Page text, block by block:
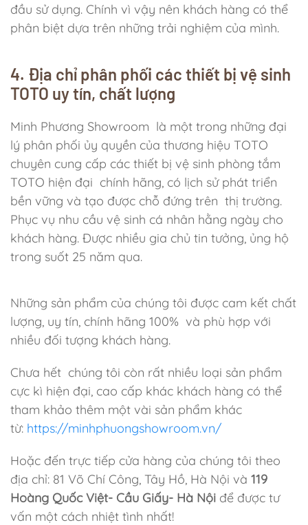
đầu sử dụng. Chính vì vậy nên khách hàng có thể
phân biệt dựa trên những trải nghiệm của mình.
4. Địa chỉ phân phối các thiết bị vệ sinh
TOTO uy tín, chất lượng
Minh Phương Showroom là một trong những đại
lý phân phối ủy quyền của thương hiệu TOTO
chuyên cung cấp các thiết bị vệ sinh phòng tắm
TOTO hiện đại chính hãng, có lịch sử phát triển
bền vững và tạo được chỗ đứng trên thị trường.
Phục vụ nhu cầu vệ sinh cá nhân hằng ngày cho
khách hàng. Được nhiều gia chủ tin tưởng, ủng hộ
trong suốt 25 năm qua.
Những sản phẩm của chúng tôi được cam kết chất
lượng, uy tín, chính hãng 100% và phù hợp với
nhiều đối tượng khách hàng.
Chưa hết chúng tôi còn rất nhiều loại sản phẩm
cực kì hiện đại, cao cấp khác khách hàng có thể
tham khảo thêm một vài sản phẩm khác
từ: https://minhphuongshowroom.vn/
Hoặc đến trực tiếp cửa hàng của chúng tôi theo
địa chỉ: 81 Võ Chí Công, Tây Hồ, Hà Nội và 119
Hoàng Quốc Việt- Cầu Giấy- Hà Nội để được tư
vấn một cách nhiệt tình nhất!